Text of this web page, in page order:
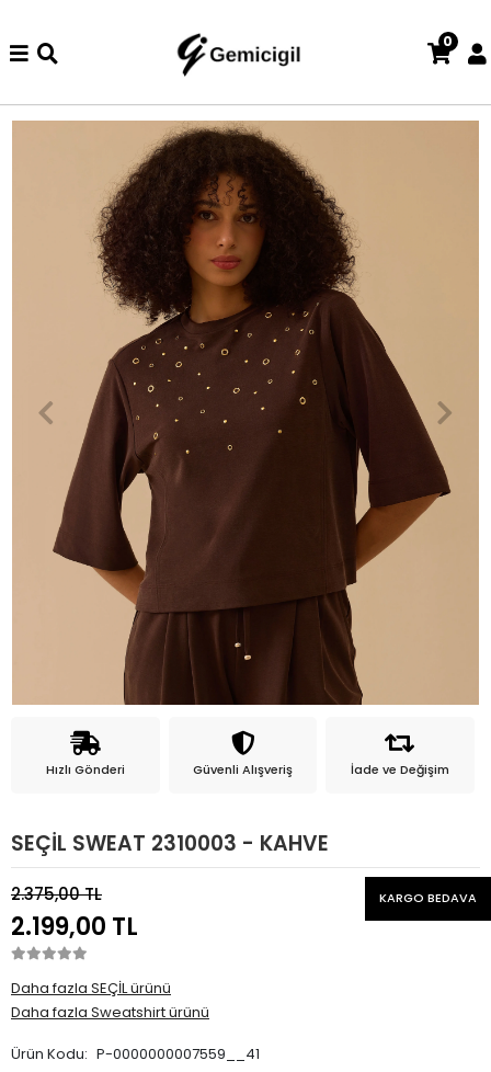
iade ve değişim işlemi yoktur.
0
Hızlı Gönderi Güvenli Alışveriş İade ve Değişim
SEÇİL SWEAT 2310003 - KAHVE
2.375,00 TL
2.199,00 TL
KARGO BEDAVA
Daha fazla SEÇİL ürünü
Daha fazla Sweatshirt ürünü
Ürün Kodu: P-0000000007559__41